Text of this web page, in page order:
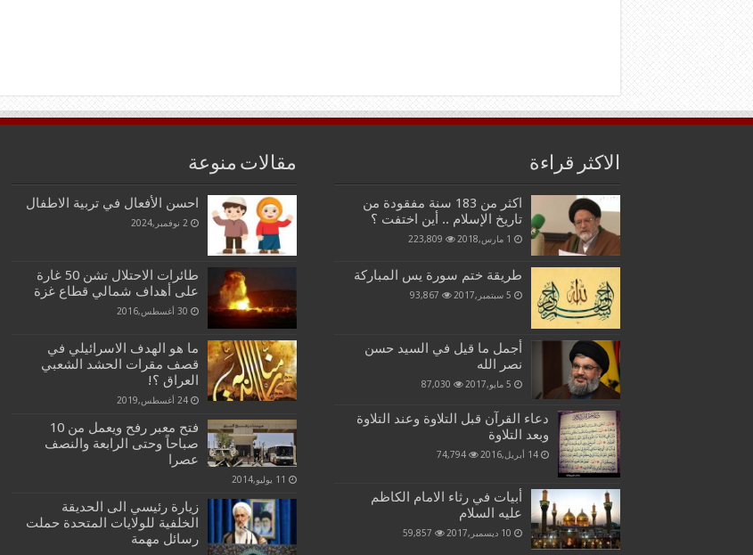
الاكثر قراءة
اكثر من 183 سنة مفقودة من
تاريخ الإسلام .. أين اختفت ؟
1 مارس,2018 223,809
طريقة ختم سورة يس المباركة
5 سبتمبر,2017 93,867
أجمل ما قيل في السيد حسن
نصر الله
5 مايو,2017 87,030
دعاء القرآن قبل التلاوة وعند التلاوة
وبعد التلاوة
14 أبريل,2016 74,794
أبيات في رثاء الامام الكاظم
عليه السلام
10 ديسمبر,2017 59,857
مقالات منوعة
احسن الأفعال في تربية الاطفال
2 نوفمبر,2024
طائرات الاحتلال تشن 50 غارة
على أهداف شمالي قطاع غزة
30 أغسطس,2016
ما هو الهدف الاسرائيلي في
قصف مقرات الحشد الشعبي
العراق ؟!
24 أغسطس,2019
فتح معبر رفح ويعمل من 10
صباحاً وحتى الرابعة والنصف
عصرا
11 يوليو,2014
زيارة رئيسي الی الحديقة
الخلفية للولايات المتحدة حملت
رسائل مهمة